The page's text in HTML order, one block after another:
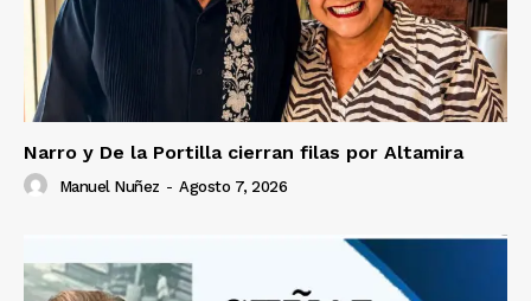
Narro y De la Portilla cierran filas por Altamira
Manuel Nuñez - Agosto 7, 2026